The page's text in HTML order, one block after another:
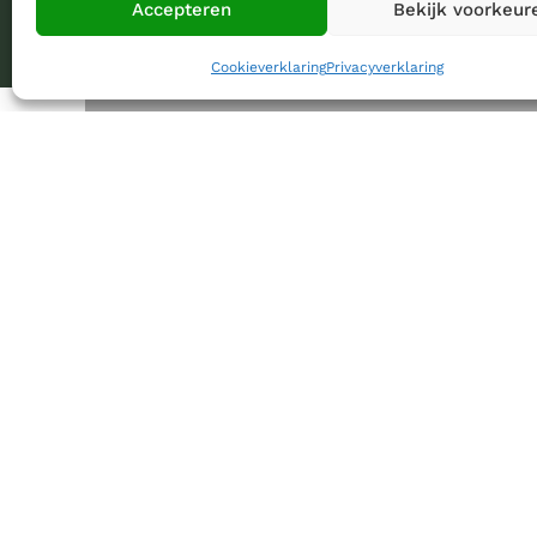
Accepteren Bekijk
CookieverklaringPrivacyverklaring